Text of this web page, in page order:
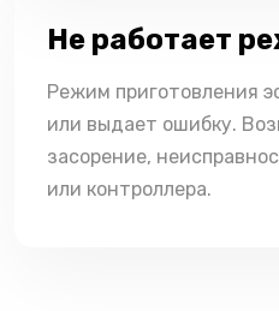
Не работает
Режим приготовления
или выдает ошибку.
засорение,
или контроллера.